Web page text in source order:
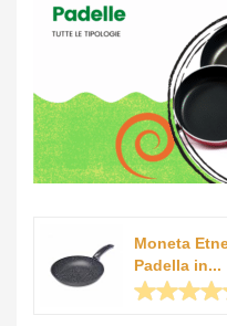
Moneta
Padella in...